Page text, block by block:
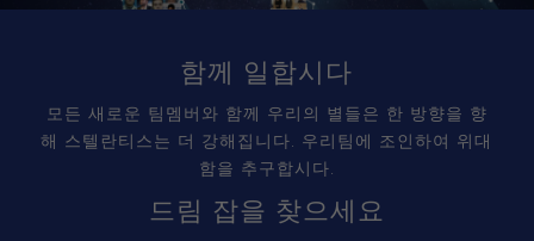
함께 일합시다
모든 새로운 팀멤버와 함께 우리의 별들은 한 방향을 향
해 스텔란티스는 더 강해집니다. 우리팀에 조인하여 위대
함을 추구합시다.
드림 잡을 찾으세요